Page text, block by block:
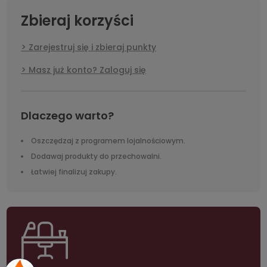
Zbieraj korzyści
Zarejestruj się i zbieraj punkty
Masz już konto? Zaloguj się
Dlaczego warto?
Oszczędzaj z programem lojalnościowym.
Dodawaj produkty do przechowalni.
Łatwiej finalizuj zakupy.